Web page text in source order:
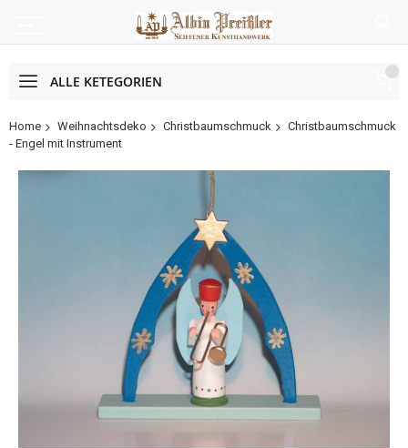
ALLE KETEGORIEN
Home Weihnachtsdeko Christbaumschmuck
Christbaumschmuck
- Engel mit Instrument
Zum